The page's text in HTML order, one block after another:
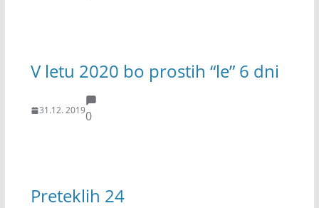
V letu 2020 bo prostih “le” 6 dni
31.12. 20190
Preteklih 24